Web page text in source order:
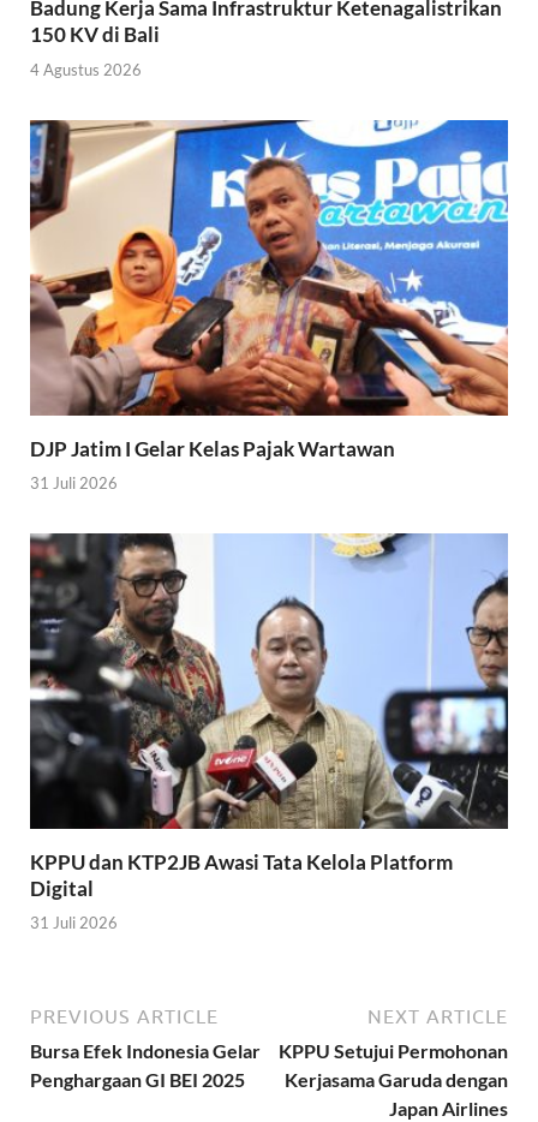
Badung Kerja Sama Infrastruktur Ketenagalistrikan
150 KV di Bali
4 Agustus 2026
DJP Jatim I Gelar Kelas Pajak Wartawan
31 Juli 2026
KPPU dan KTP2JB Awasi Tata Kelola Platform
Digital
31 Juli 2026
PREVIOUS ARTICLE
Bursa Efek Indonesia Gelar
Penghargaan GI BEI 2025
NEXT ARTICLE
KPPU Setujui Permohonan
Kerjasama Garuda dengan
Japan Airlines